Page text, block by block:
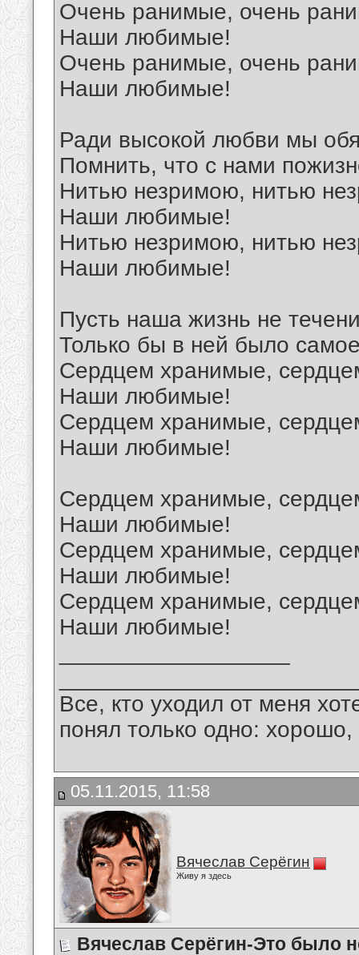
Очень ранимые, очень
Наши любимые!
Очень ранимые, очень
Наши любимые!
Ради высокой любви мы
Помнить, что с нами
Нитью незримою, нитью
Наши любимые!
Нитью незримою, нитью
Наши любимые!
Пусть наша жизнь не
Только бы в ней было
Сердцем хранимые,
Наши любимые!
Сердцем хранимые,
Наши любимые!
Сердцем хранимые,
Наши любимые!
Сердцем хранимые,
Наши любимые!
Сердцем хранимые,
Наши любимые!
Все, кто уходил от меня
понял только одно:
05.11.2015, 11:58
Вячеслав Серёгин
Живу я здесь
Вячеслав Серёгин-Это было